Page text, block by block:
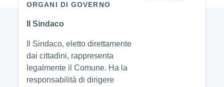
Amministrazione
ORGANI DI GOVERNO
Il Sindaco
Il Sindaco, eletto direttamente
dai cittadini, rappresenta
legalmente il Comune. Ha la
responsabilità di dirigere